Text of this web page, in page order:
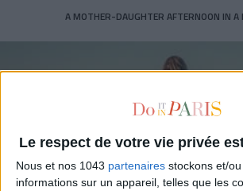
Le respect de votre vie privée
Nous et nos 1043 partenaires stockons et/
informations sur un appareil, telles que les
A MOTHER-DAUGHTER AFTERNOON IN A